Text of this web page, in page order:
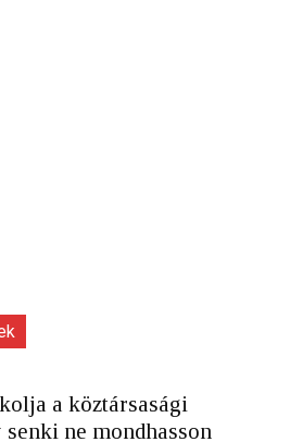
a köztársasági
ne mondhasson